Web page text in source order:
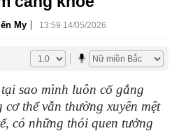
My | 13:59 14/05/2026
sao mình luôn cố gắng
thể vẫn thường xuyên mệt
có những thói quen tưởng